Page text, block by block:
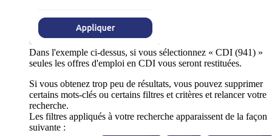
Dans l'exemple ci-dessus, si vous sélectionnez « CDI (941) »
seules les offres d'emploi en CDI vous seront restituées.
Si vous obtenez trop peu de résultats, vous pouvez supprimer
certains mots-clés ou certains filtres et critères et relancer votre
recherche.
Les filtres appliqués à votre recherche apparaissent de la façon
suivante :